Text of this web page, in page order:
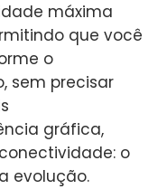
máxima
que você
o
sem precisar
gráfica,
o
evolução.